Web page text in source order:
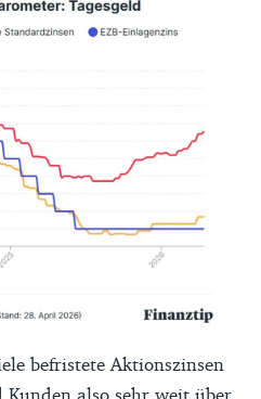
befristete Aktionszinsen
also sehr weit über